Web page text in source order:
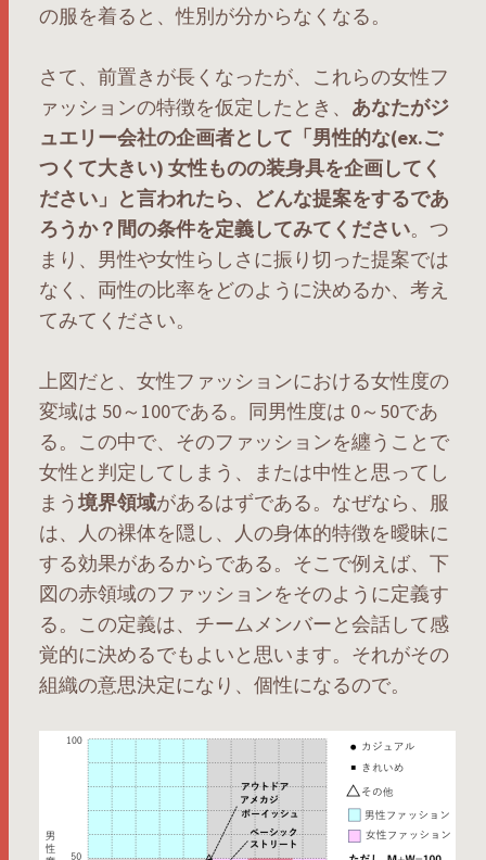
の服を着ると、性別が分からなくなる。
さて、前置きが長くなったが、これらの女性フ
ァッションの特徴を仮定したとき、 あなたがジ
ュエリー会社の企画者として「男性的な(ex.ご
つくて大きい) 女性ものの装身具を企画してく
ださい」と言われたら、どんな提案をするであ
ろうか？間の条件を定義してみてください。つ
まり、男性や女性らしさに振り切った提案では
なく、両性の比率をどのように決めるか、考え
てみてください。
上図だと、女性ファッションにおける女性度の
変域は 50～100である。同男性度は 0～50であ
る。この中で、そのファッションを纏うことで
女性と判定してしまう、または中性と思ってし
まう境界領域があるはずである。なぜなら、服
は、人の裸体を隠し、人の身体的特徴を曖昧に
する効果があるからである。そこで例えば、下
図の赤領域のファッションをそのように定義す
る。この定義は、チームメンバーと会話して感
覚的に決めるでもよいと思います。それがその
組織の意思決定になり、個性になるので。